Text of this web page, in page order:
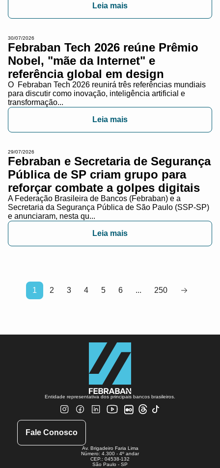
Leia mais
30/07/2026
Febraban Tech 2026 reúne Prêmio
Nobel, "mãe da Internet" e
referência global em design
O Febraban Tech 2026 reunirá três referências mundiais
para discutir como inovação, inteligência artificial e
transformação...
Leia mais
29/07/2026
Febraban e Secretaria de Segurança
Pública de SP criam grupo para
reforçar combate a golpes digitais
A Federação Brasileira de Bancos (Febraban) e a
Secretaria da Segurança Pública de São Paulo (SSP-SP)
e anunciaram, nesta qu...
Leia mais
1 2 3 4 5 6 ... 250
Entidade representativa dos principais bancos brasileiros.
Fale Conosco
Av. Brigadeiro Faria Lima
Número: 4.300 - 4º andar
CEP.: 04538-132
São Paulo - SP